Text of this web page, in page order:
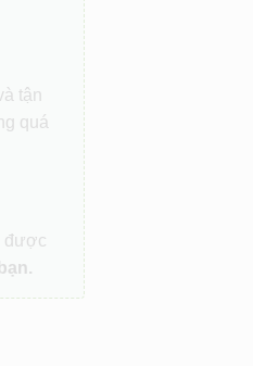
tận
quá
được